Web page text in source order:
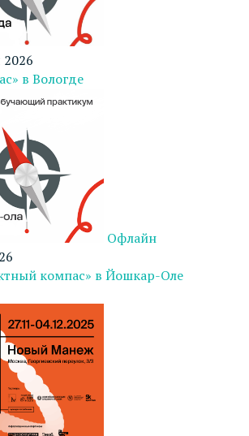
2026
в Вологде
Офлайн
компас» в Йошкар-Оле